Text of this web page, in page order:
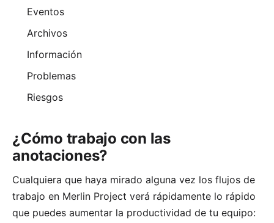
Eventos
Archivos
Información
Problemas
Riesgos
¿Cómo trabajo con las
anotaciones?
Cualquiera que haya mirado alguna vez los flujos de
trabajo en Merlin Project verá rápidamente lo rápido
que puedes aumentar la productividad de tu equipo: